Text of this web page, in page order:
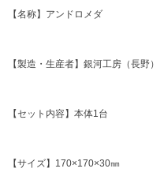
【名称】アンドロメダ
【製造・生産者】銀河工房（長野）
【セット内容】本体1台
【サイズ】170×170×30㎜